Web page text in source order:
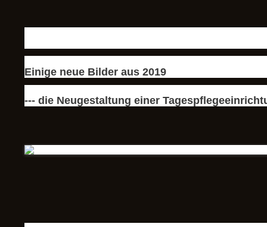
Einige neue Bilder aus 2019
--- die Neugestaltung einer